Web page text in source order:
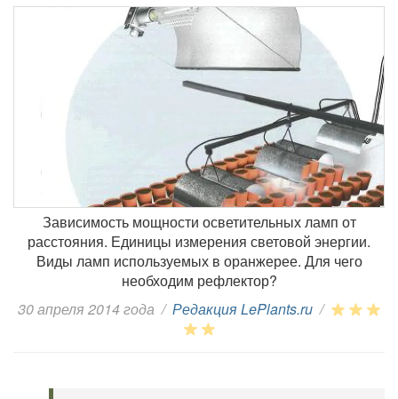
Зависимость мощности осветительных ламп от
расстояния. Единицы измерения световой энергии.
Виды ламп используемых в оранжерее. Для чего
необходим рефлектор?
30 апреля 2014 года / Редакция LePlants.ru /